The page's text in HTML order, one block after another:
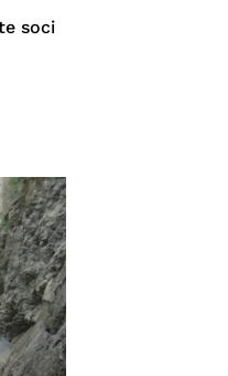
soci